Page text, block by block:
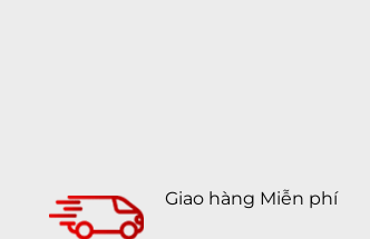
Giao hàng Miễn phí